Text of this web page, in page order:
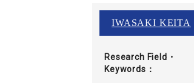
IWASAKI KEITA
Research Field・
Keywords